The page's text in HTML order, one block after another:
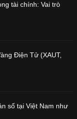
tài chính: Vai trò
Điện Tử (XAUT,
số tại Việt Nam như